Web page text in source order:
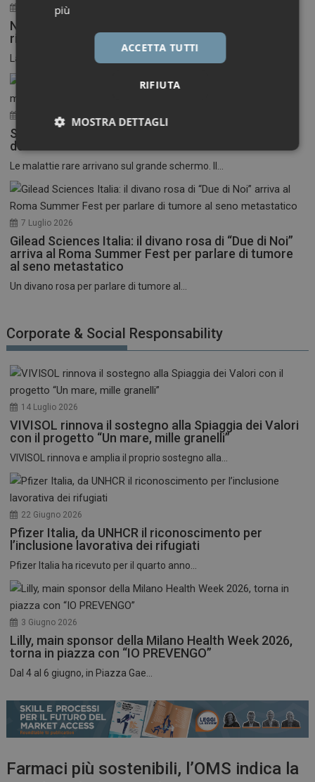
30 Luglio 2026
Neuroinfiammazione, fino a 50 mila euro per
ricercatori under 40
La Fondazione Francesco della Valle ETS apre le...
17 Luglio 2026
Stati Uniti: nasce il primo festival del cinema
dedicato alle malattie rare
Le malattie rare arrivano sul grande schermo. Il...
7 Luglio 2026
Gilead Sciences Italia: il divano rosa di “Due di Noi”
arriva al Roma Summer Fest per parlare di tumore
al seno metastatico
Un divano rosa per parlare di tumore al...
Corporate & Social Responsability
14 Luglio 2026
VIVISOL rinnova il sostegno alla Spiaggia dei Valori
con il progetto “Un mare, mille granelli”
VIVISOL rinnova e amplia il proprio sostegno alla...
22 Giugno 2026
Pfizer Italia, da UNHCR il riconoscimento per
l’inclusione lavorativa dei rifugiati
Pfizer Italia ha ricevuto per il quarto anno...
3 Giugno 2026
Lilly, main sponsor della Milano Health Week 2026,
torna in piazza con “IO PREVENGO”
Dal 4 al 6 giugno, in Piazza Gae...
Farmaci più sostenibili, l’OMS indica la
più
ACCETTA TUTTI
RIFIUTA
MOSTRA DETTAGLI
Necessari Marketing
Necessari Marketing
sito web abilitandone funzionalità di base quali la
NOME
FORNITORE / DOMINIO
.dailyhealthindustry.it
mese
ARRAffinitySameSite
Microsoft Corporation
.www.dailyhealthindustry.it
Sessione